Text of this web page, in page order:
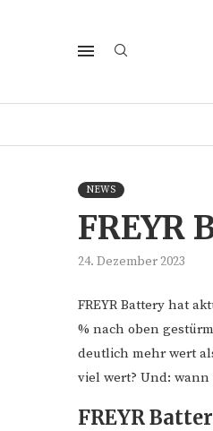
NEWS
FREYR
24. Dezember 2023
FREYR Battery hat
% nach oben
deutlich mehr wert
viel wert? Und:
FREYR